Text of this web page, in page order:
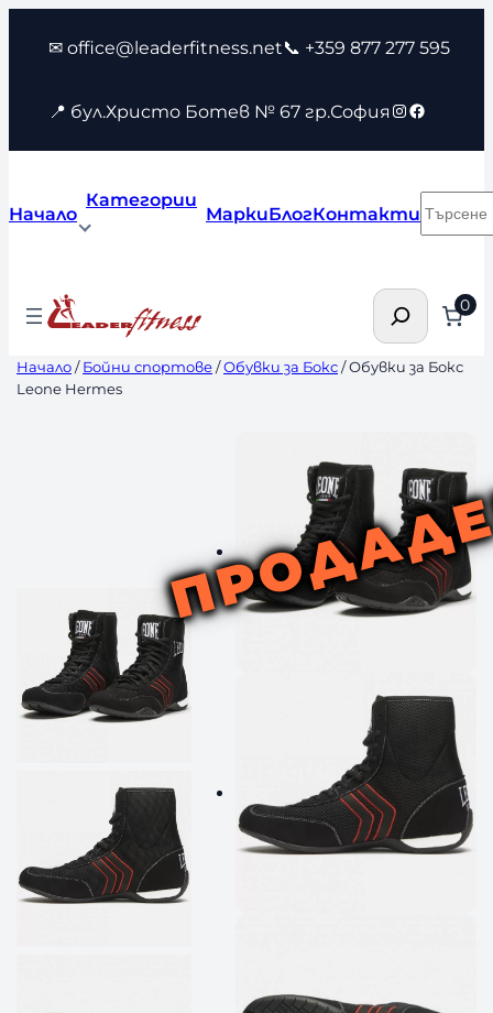
съдържанието
✉ office@leaderfitness.net📞 +359 877 277 595
📍 бул.Христо Ботев № 67 гр.София Instagram
Facebook
Начало
Категории
МаркиБлогКонтакти
Търсене 0
Начало/Бойни спортове/Обувки за Бокс/ Обувки за Бокс
Leone Hermes